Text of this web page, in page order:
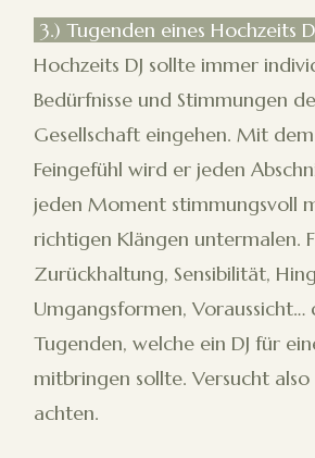
3.) Tugenden eines Hochzeits
Hochzeits DJ sollte immer
Bedürfnisse und Stimmungen
Gesellschaft eingehen. Mit
Feingefühl wird er jeden
jeden Moment stimmungsvoll
richtigen Klängen untermalen.
Zurückhaltung, Sensibilität,
Umgangsformen, Voraussicht…
Tugenden, welche ein DJ für
mitbringen sollte. Versucht
achten.